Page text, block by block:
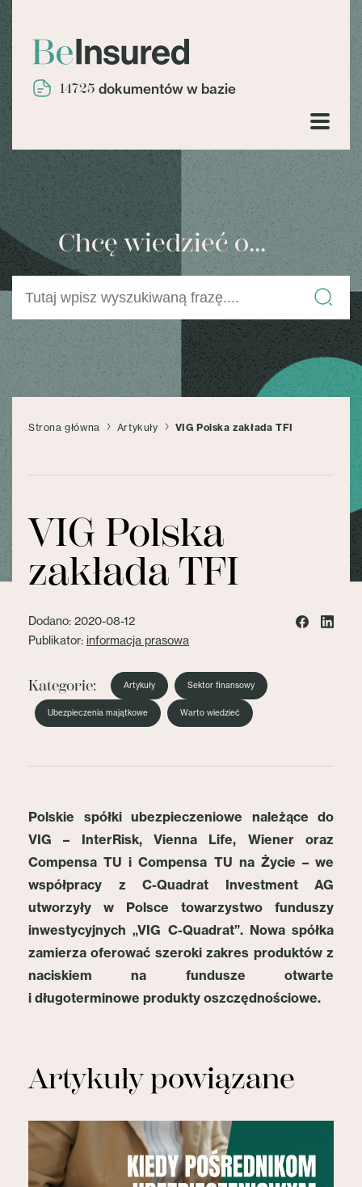
14725 dokumentów w bazie
Chcę wiedzieć o...
Strona główna Artykuły VIG Polska zakłada TFI
VIG Polska
zakłada TFI
Dodano: 2020-08-12
Publikator: informacja prasowa
Kategorie: Artykuły Sektor finansowy
Ubezpieczenia majątkowe Warto wiedzieć
Polskie spółki ubezpieczeniowe należące do
VIG – InterRisk, Vienna Life, Wiener oraz
Compensa TU i Compensa TU na Życie – we
współpracy z C-Quadrat Investment AG
utworzyły w Polsce towarzystwo funduszy
inwestycyjnych „VIG C-Quadrat”. Nowa spółka
zamierza oferować szeroki zakres produktów z
naciskiem na fundusze otwarte
i długoterminowe produkty oszczędnościowe.
Artykuły powiązane